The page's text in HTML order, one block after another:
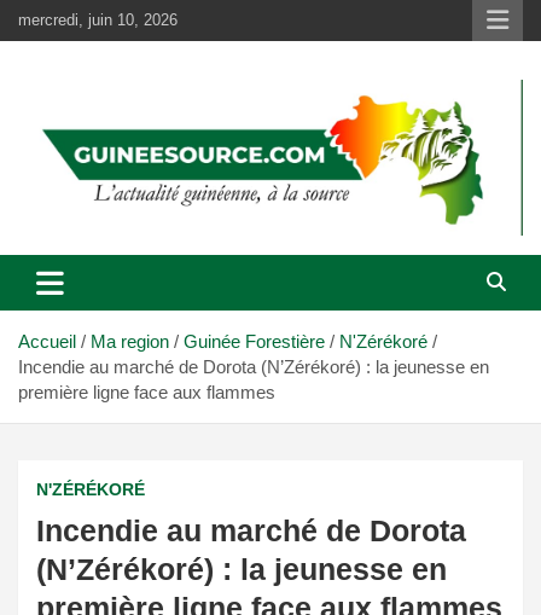
au
mercredi, juin 10, 2026
Accueil Ma region Guinée Forestière
N'Zérékoré
Incendie au marché de Dorota (N’Zérékoré) : la jeunesse en
première ligne face aux flammes
N'ZÉRÉKORÉ
Incendie au marché de Dorota
(N’Zérékoré) : la jeunesse en
première ligne face aux flammes